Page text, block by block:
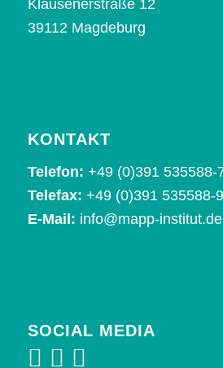
Klausenerstraße 12
39112 Magdeburg
KONTAKT
Telefon: +49 (0)391 535588-
Telefax: +49 (0)391 535588-
E-Mail: info@mapp-institut.de
SOCIAL MEDIA